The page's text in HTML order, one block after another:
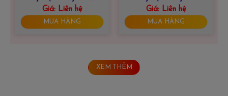
9F-5BW
Giá:Liên hệ
MUA HÀNG
yuwell 8F-3AW
Giá:Liên hệ
MUA HÀNG
XEM THÊM